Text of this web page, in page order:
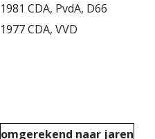
1981 CDA, PvdA, D66
1977 CDA, VVD
omgerekend naar jaren